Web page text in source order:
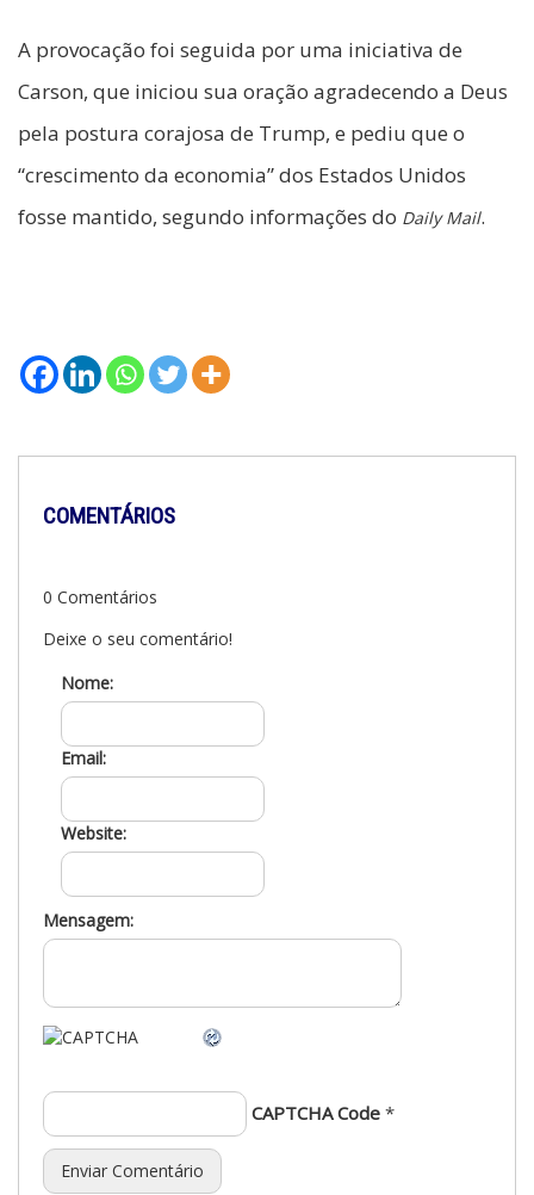
A provocação foi seguida por uma iniciativa de
Carson, que iniciou sua oração agradecendo a Deus
pela postura corajosa de Trump, e pediu que o
“crescimento da economia” dos Estados Unidos
fosse mantido, segundo informações do Daily Mail.
COMENTÁRIOS
0 Comentários
Deixe o seu comentário!
Nome:
Email:
Website:
Mensagem:
CAPTCHA Code *